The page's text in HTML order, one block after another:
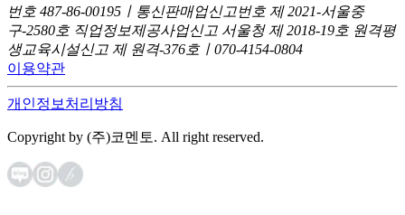
번호 487-86-00195ㅣ통신판매업신고번호 제 2021-서울중
구-2580호 직업정보제공사업신고 서울청 제 2018-19호 원격평
생교육시설신고 제 원격-376호ㅣ070-4154-0804
이용약관
개인정보처리방침
Copyright by (주)코멘토. All right reserved.